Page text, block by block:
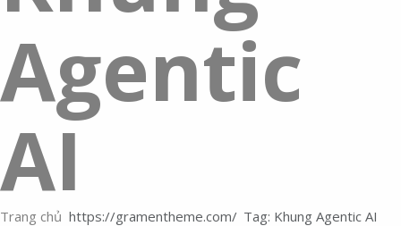
Agentic
AI
Trang chủ Tag: Khung Agentic AI